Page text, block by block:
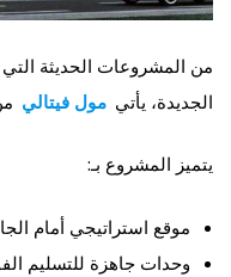
من المشروعات الحديثة
الجديدة، يأتي مول فيتالي
يتميز المشروع بـ:
موقع استراتيجي أمام
وحدات جاهزة للتسليم